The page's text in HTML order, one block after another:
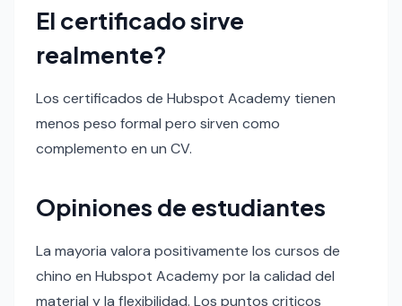
El certificado sirve
realmente?
Los certificados de Hubspot Academy tienen
menos peso formal pero sirven como
complemento en un CV.
Opiniones de estudiantes
La mayoria valora positivamente los cursos de
chino en Hubspot Academy por la calidad del
material y la flexibilidad. Los puntos criticos